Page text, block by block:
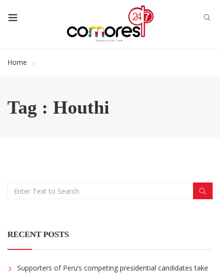
Home
Tag : Houthi
RECENT POSTS
Supporters of Peru’s competing presidential candidates take